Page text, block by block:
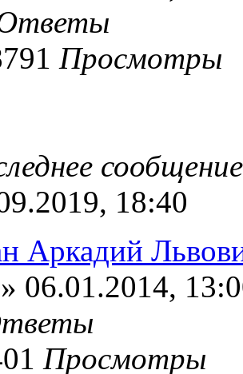
Просмотры
18:40
Аркадий
» 06.01.2014,
Просмотры